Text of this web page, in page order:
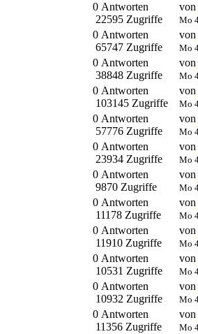
0 Antworten
22595 Zugriffe
von
Mo
0 Antworten
65747 Zugriffe
von
Mo
0 Antworten
38848 Zugriffe
von
Mo
0 Antworten
103145 Zugriffe
von
Mo
0 Antworten
57776 Zugriffe
von
Mo
0 Antworten
23934 Zugriffe
von
Mo
0 Antworten
9870 Zugriffe
von
Mo
0 Antworten
11178 Zugriffe
von
Mo
0 Antworten
11910 Zugriffe
von
Mo
0 Antworten
10531 Zugriffe
von
Mo
0 Antworten
10932 Zugriffe
von
Mo
0 Antworten
11356 Zugriffe
von
Mo